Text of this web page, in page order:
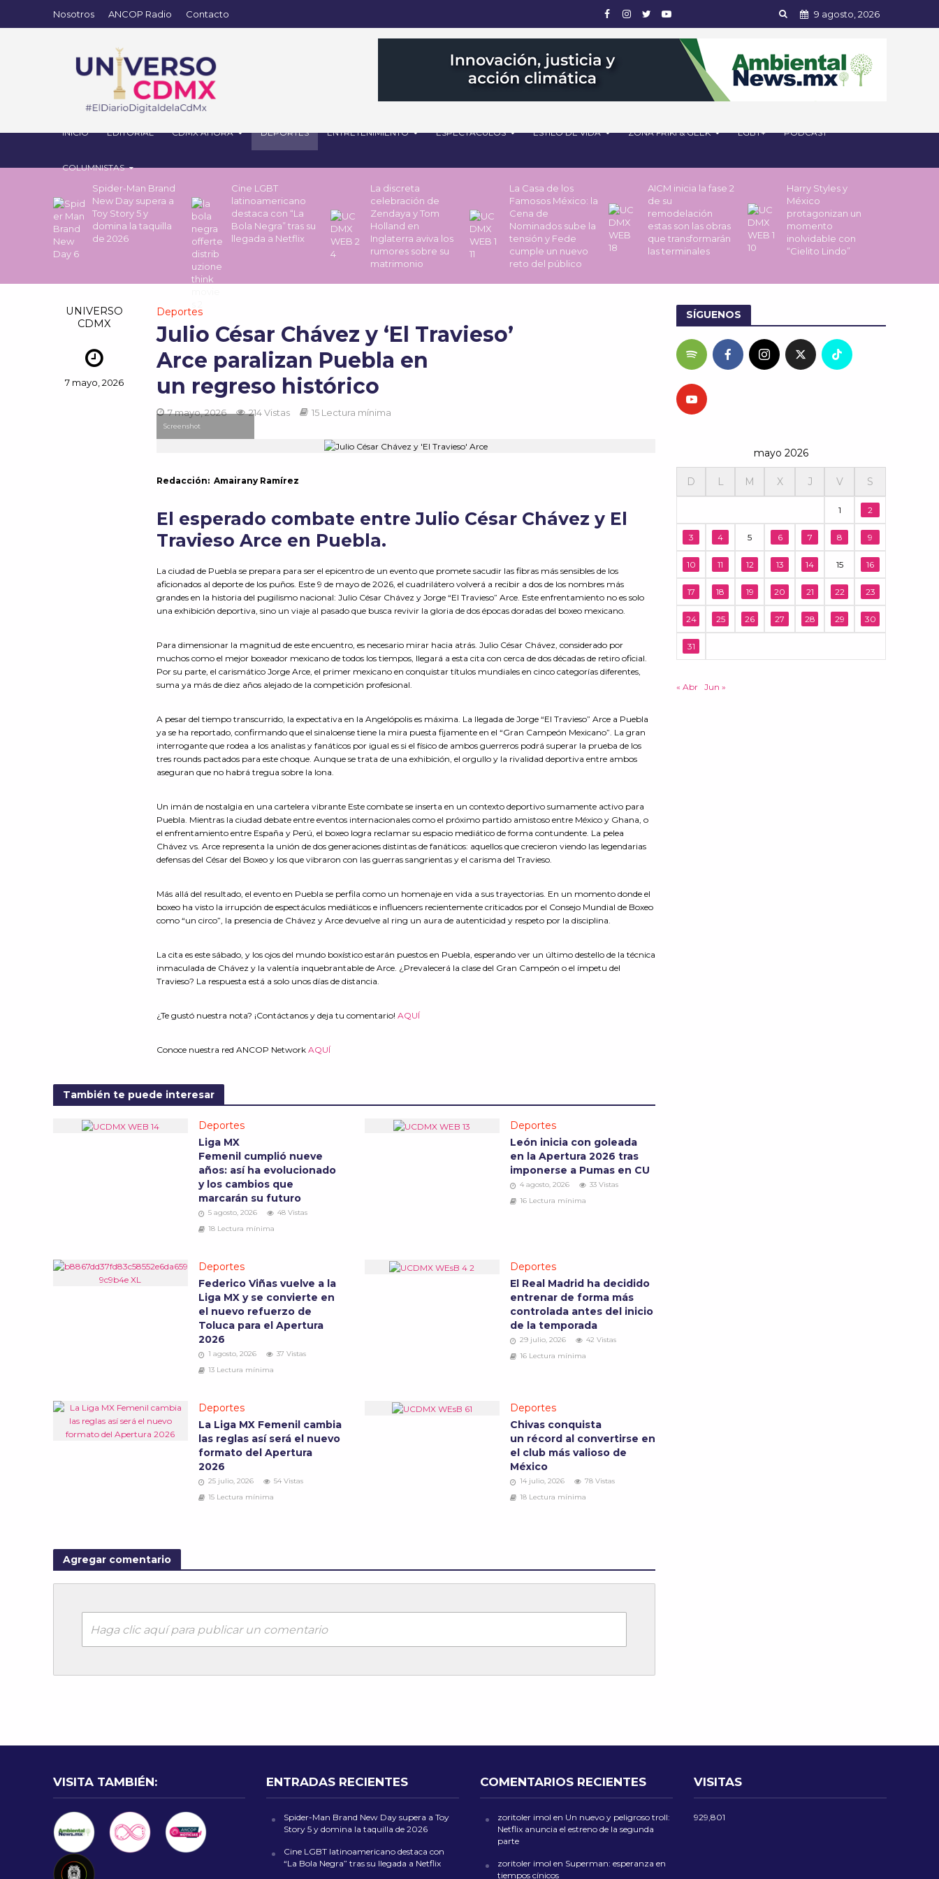
Nosotros ANCOP Radio Contacto 9 agosto, 2026
INICIO EDITORIAL CDMX AHORA DEPORTES ENTRETENIMIENTO ESPECTÁCULOS ESTILO DE VIDA ZONA FRIKI & GEEK LGBT+ PODCAST
COLUMNISTAS
Spider-Man Brand
New Day supera a
Toy Story 5 y
domina la taquilla
de 2026
Cine LGBT
latinoamericano
destaca con “La
Bola Negra” tras su
llegada a Netflix
La discreta
celebración de
Zendaya y Tom
Holland en
Inglaterra aviva los
rumores sobre su
matrimonio
La Casa de los
Famosos México: la
Cena de
Nominados sube la
tensión y Fede
cumple un nuevo
reto del público
AICM inicia la fase 2
de su
remodelación
estas son las obras
que transformarán
las terminales
Harry Styles y
México
protagonizan un
momento
inolvidable con
“Cielito Lindo”
UNIVERSO
CDMX
7 mayo, 2026
Deportes
Julio César Chávez y ‘El Travieso’
Arce paralizan Puebla en
un regreso histórico
7 mayo, 2026 214 Vistas 15 Lectura mínima
Screenshot
Redacción: Amairany Ramírez
El esperado combate entre Julio César Chávez y El
Travieso Arce en Puebla.
La ciudad de Puebla se prepara para ser el epicentro de un evento que promete sacudir las fibras más sensibles de los
aficionados al deporte de los puños. Este 9 de mayo de 2026, el cuadrilátero volverá a recibir a dos de los nombres más
grandes en la historia del pugilismo nacional: Julio César Chávez y Jorge “El Travieso” Arce. Este enfrentamiento no es solo
una exhibición deportiva, sino un viaje al pasado que busca revivir la gloria de dos épocas doradas del boxeo mexicano.
Para dimensionar la magnitud de este encuentro, es necesario mirar hacia atrás. Julio César Chávez, considerado por
muchos como el mejor boxeador mexicano de todos los tiempos, llegará a esta cita con cerca de dos décadas de retiro oficial.
Por su parte, el carismático Jorge Arce, el primer mexicano en conquistar títulos mundiales en cinco categorías diferentes,
suma ya más de diez años alejado de la competición profesional.
A pesar del tiempo transcurrido, la expectativa en la Angelópolis es máxima. La llegada de Jorge “El Travieso” Arce a Puebla
ya se ha reportado, confirmando que el sinaloense tiene la mira puesta fijamente en el “Gran Campeón Mexicano”. La gran
interrogante que rodea a los analistas y fanáticos por igual es si el físico de ambos guerreros podrá superar la prueba de los
tres rounds pactados para este choque. Aunque se trata de una exhibición, el orgullo y la rivalidad deportiva entre ambos
aseguran que no habrá tregua sobre la lona.
Un imán de nostalgia en una cartelera vibrante Este combate se inserta en un contexto deportivo sumamente activo para
Puebla. Mientras la ciudad debate entre eventos internacionales como el próximo partido amistoso entre México y Ghana, o
el enfrentamiento entre España y Perú, el boxeo logra reclamar su espacio mediático de forma contundente. La pelea
Chávez vs. Arce representa la unión de dos generaciones distintas de fanáticos: aquellos que crecieron viendo las legendarias
defensas del César del Boxeo y los que vibraron con las guerras sangrientas y el carisma del Travieso.
Más allá del resultado, el evento en Puebla se perfila como un homenaje en vida a sus trayectorias. En un momento donde el
boxeo ha visto la irrupción de espectáculos mediáticos e influencers recientemente criticados por el Consejo Mundial de Boxeo
como “un circo”, la presencia de Chávez y Arce devuelve al ring un aura de autenticidad y respeto por la disciplina.
La cita es este sábado, y los ojos del mundo boxístico estarán puestos en Puebla, esperando ver un último destello de la técnica
inmaculada de Chávez y la valentía inquebrantable de Arce. ¿Prevalecerá la clase del Gran Campeón o el ímpetu del
Travieso? La respuesta está a solo unos días de distancia.
¿Te gustó nuestra nota? ¡Contáctanos y deja tu comentario!AQUÍ
Conoce nuestra red ANCOP NetworkAQUÍ
También te puede interesar
Deportes
Liga MX
Femenil cumplió nueve
años: así ha evolucionado
y los cambios que
marcarán su futuro
5 agosto, 2026
48 Vistas
18 Lectura mínima
Deportes
León inicia con goleada
en la Apertura 2026 tras
imponerse a Pumas en CU
4 agosto, 2026
33 Vistas
16 Lectura mínima
Deportes
Federico Viñas vuelve a la
Liga MX y se convierte en
el nuevo refuerzo de
Toluca para el Apertura
2026
1 agosto, 2026
37 Vistas
13 Lectura mínima
Deportes
El Real Madrid ha decidido
entrenar de forma más
controlada antes del inicio
de la temporada
29 julio, 2026
42 Vistas
16 Lectura mínima
Deportes
La Liga MX Femenil cambia
las reglas así será el nuevo
formato del Apertura
2026
25 julio, 2026
54 Vistas
15 Lectura mínima
Deportes
Chivas conquista
un récord al convertirse en
el club más valioso de
México
14 julio, 2026
78 Vistas
18 Lectura mínima
Agregar comentario
Haga clic aquí para publicar un comentario
SÍGUENOS
mayo 2026
D L M X J V S
1 2
3 4 5 6 7 8 9
10 11 12 13 14 15 16
17 18 19 20 21 22 23
24 25 26 27 28 29 30
31
« Abr Jun »
VISITA TAMBIÉN: ENTRADAS RECIENTES
Spider-Man Brand New Day supera a Toy
Story 5 y domina la taquilla de 2026
Cine LGBT latinoamericano destaca con
“La Bola Negra” tras su llegada a Netflix
COMENTARIOS RECIENTES
zoritoler imol en Un nuevo y peligroso troll:
Netflix anuncia el estreno de la segunda
parte
zoritoler imol en Superman: esperanza en
tiempos cínicos
VISITAS
929,801